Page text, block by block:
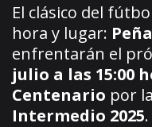
El clásico del
hora y lugar:
enfrentarán el
julio a las 15:00
Centenario por
Intermedio 2025.